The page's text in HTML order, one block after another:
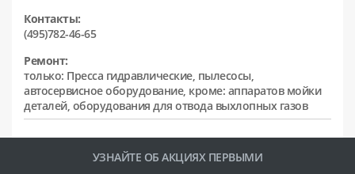
Контакты:
(495)782-46-65
Ремонт:
только: Пресса гидравлические, пылесосы,
автосервисное оборудование, кроме: аппаратов мойки
деталей, оборудования для отвода выхлопных газов
УЗНАЙТЕ ОБ АКЦИЯХ ПЕРВЫМИ